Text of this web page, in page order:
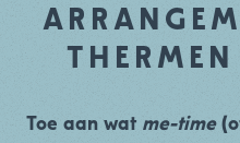
Toe aan wat me-time